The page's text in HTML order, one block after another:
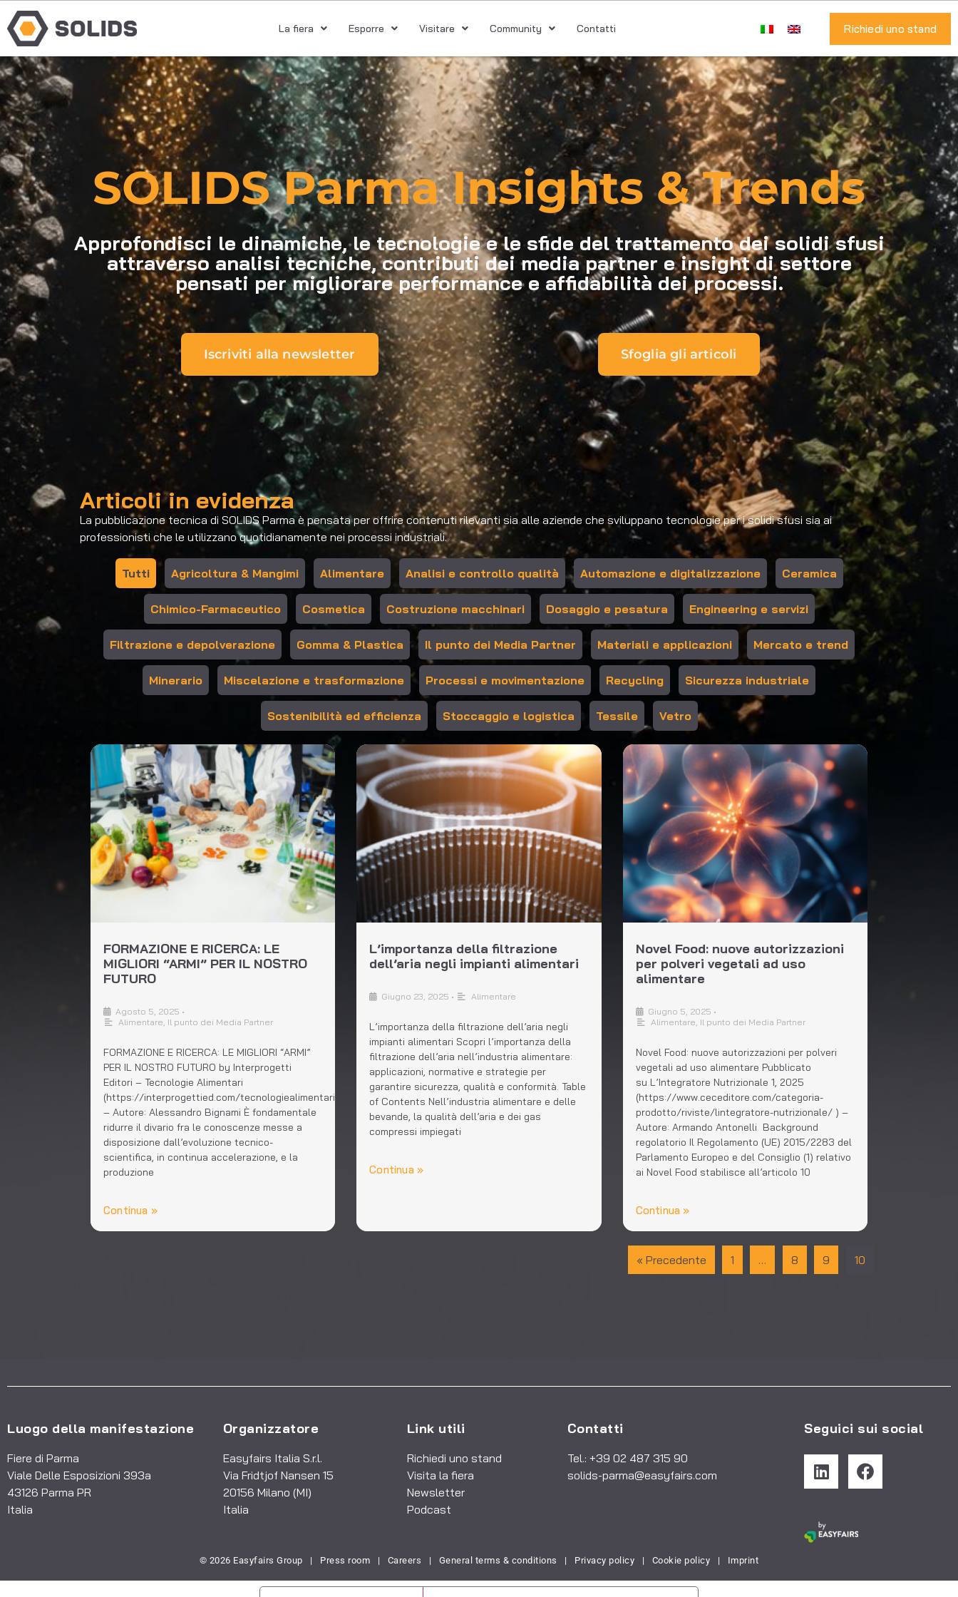
La fiera Esporre Visitare Community Contatti Richiedi uno stand
SOLIDS Parma Insights & Trends
Approfondisci le dinamiche, le tecnologie e le sfide del trattamento dei solidi sfusi
attraverso analisi tecniche, contributi dei media partner e insight di settore
pensati per migliorare performance e affidabilità dei processi.
Iscriviti alla newsletter Sfoglia gli articoli
Articoli in evidenza
La pubblicazione tecnica di SOLIDS Parma è pensata per offrire contenuti rilevanti sia alle aziende che sviluppano tecnologie per i solidi sfusi sia ai
professionisti che le utilizzano quotidianamente nei processi industriali.
Tutti Agricoltura & Mangimi Alimentare Analisi e controllo qualità Automazione e digitalizzazione Ceramica
Chimico-Farmaceutico Cosmetica Costruzione macchinari Dosaggio e pesatura Engineering e servizi
Filtrazione e depolverazione Gomma & Plastica Il punto dei Media Partner Materiali e applicazioni Mercato e trend
Minerario Miscelazione e trasformazione Processi e movimentazione Recycling Sicurezza industriale
Sostenibilità ed efficienza Stoccaggio e logistica Tessile Vetro
FORMAZIONE E RICERCA: LE
MIGLIORI “ARMI” PER IL NOSTRO
FUTURO
Agosto 5, 2025 •
Alimentare, Il punto dei Media Partner
FORMAZIONE E RICERCA: LE MIGLIORI “ARMI”
PER IL NOSTRO FUTURO by Interprogetti
Editori – Tecnologie Alimentari
(https://interprogettied.com/tecnologiealimentari/)
– Autore: Alessandro Bignami È fondamentale
ridurre il divario fra le conoscenze messe a
disposizione dall’evoluzione tecnico-
scientifica, in continua accelerazione, e la
produzione
Continua »
L’importanza della filtrazione
dell’aria negli impianti alimentari
Giugno 23, 2025 • Alimentare
L’importanza della filtrazione dell’aria negli
impianti alimentari Scopri l’importanza della
filtrazione dell’aria nell’industria alimentare:
applicazioni, normative e strategie per
garantire sicurezza, qualità e conformità. Table
of Contents Nell’industria alimentare e delle
bevande, la qualità dell’aria e dei gas
compressi impiegati
Continua »
Novel Food: nuove autorizzazioni
per polveri vegetali ad uso
alimentare
Giugno 5, 2025 •
Alimentare, Il punto dei Media Partner
Novel Food: nuove autorizzazioni per polveri
vegetali ad uso alimentare Pubblicato
su L’Integratore Nutrizionale 1, 2025
(https://www.ceceditore.com/categoria-
prodotto/riviste/lintegratore-nutrizionale/ ) –
Autore: Armando Antonelli Background
regolatorio Il Regolamento (UE) 2015/2283 del
Parlamento Europeo e del Consiglio (1) relativo
ai Novel Food stabilisce all’articolo 10
Continua »
« Precedente 1 … 8 9 10
Luogo della manifestazione
Fiere di Parma
Viale Delle Esposizioni 393a
43126 Parma PR
Italia
Organizzatore
Easyfairs Italia S.r.l.
Via Fridtjof Nansen 15
20156 Milano (MI)
Italia
Link utili
Richiedi uno stand
Visita la fiera
Newsletter
Podcast
Contatti
Tel.: +39 02 487 315 90
solids-parma@easyfairs.com
Seguici sui social
© 2026 Easyfairs Group | Press room | Careers | General terms & conditions | Privacy policy | Cookie policy | Imprint